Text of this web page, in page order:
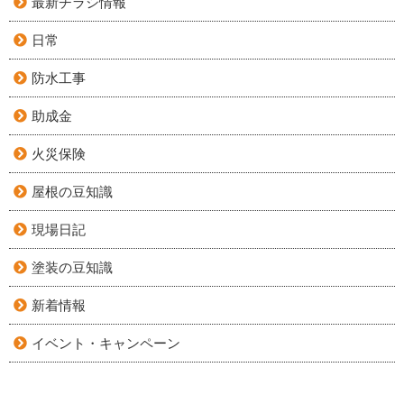
日常
防水工事
助成金
火災保険
屋根の豆知識
現場日記
塗装の豆知識
新着情報
イベント・キャンペーン